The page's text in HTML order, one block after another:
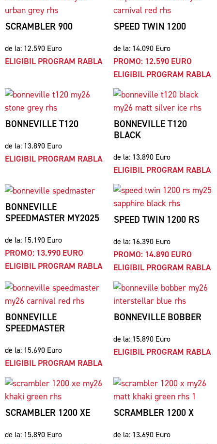
SCRAMBLER 900
de la: 12.590 Euro
ELIGIBIL PROGRAM RABLA
SPEED TWIN 1200
de la: 14.090 Euro
PROMO: 12.590 EURO
ELIGIBIL PROGRAM RABLA
BONNEVILLE T120
de la: 13.890 Euro
ELIGIBIL PROGRAM RABLA
BONNEVILLE T120
BLACK
de la: 13.890 Euro
ELIGIBIL PROGRAM RABLA
BONNEVILLE
SPEEDMASTER MY2025
de la: 15.190 Euro
PROMO: 13.990 EURO
ELIGIBIL PROGRAM RABLA
SPEED TWIN 1200 RS
de la: 16.390 Euro
PROMO: 14.890 EURO
ELIGIBIL PROGRAM RABLA
BONNEVILLE
SPEEDMASTER
de la: 15.690 Euro
ELIGIBIL PROGRAM RABLA
BONNEVILLE BOBBER
de la: 15.890 Euro
ELIGIBIL PROGRAM RABLA
SCRAMBLER 1200 XE
de la: 15.890 Euro
SCRAMBLER 1200 X
de la: 13.690 Euro